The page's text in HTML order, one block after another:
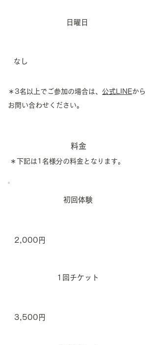
日曜日
なし
＊3名以上でご参加の場合は、 公式LINE​から
お問い合わせください。
料金
​​＊下記は1名様分の料金となります。
初回体験
2,000円
1回チケット
3,500円